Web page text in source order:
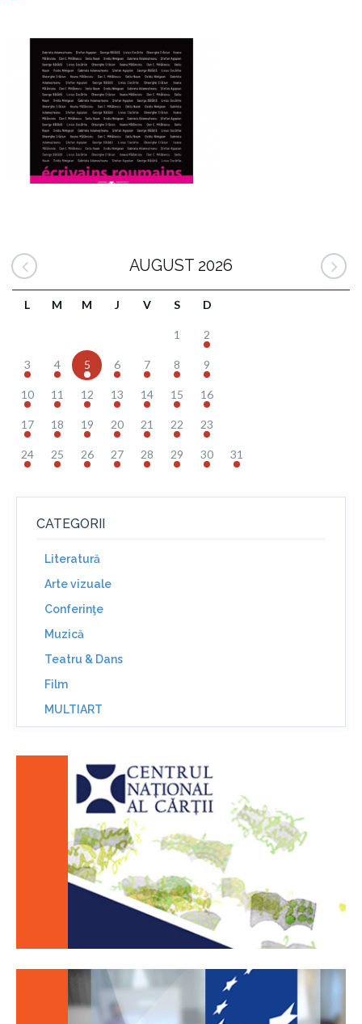
AUGUST 2026
L M M J V S D
1 2
3 4 5 6 7 8 9
10 11 12 13 14 15 16
17 18 19 20 21 22 23
24 25 26 27 28 29 30 31
CATEGORII
Literatură
Arte vizuale
Conferinţe
Muzică
Teatru & Dans
Film
MULTIART